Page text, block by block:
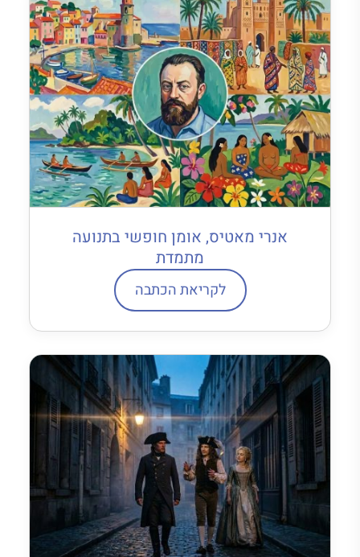
אנרי מאטיס, אומן חופשי בתנועה
מתמדת
לקריאת הכתבה